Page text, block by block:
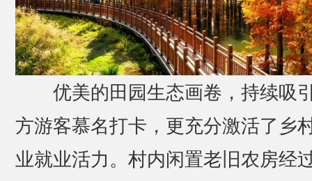
优美的田园生态画卷，持续吸
方游客慕名打卡，更充分激活了乡
业就业活力。村内闲置老旧农房经